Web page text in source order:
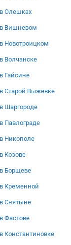
Олешках
Вишневом
Новотроицком
Волчанске
Гайсине
Старой Выжевке
Шаргороде
Павлограде
Никополе
Козове
Борщеве
Кременной
Снятыне
Фастове
Константиновке